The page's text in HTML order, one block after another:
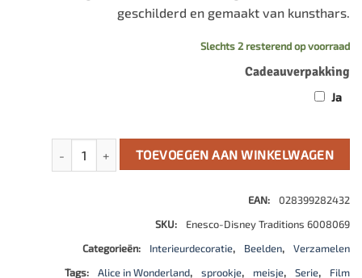
geschilderd en gemaakt van kunsthars.
Slechts 2 resterend op voorraad
Cadeauverpakking
Ja
Chaos and Curiosity (Alice and Queen of Hearts Figurine)
TOEVOEGEN AAN WINKELWAGEN
EAN:
028399282432
SKU:
Enesco-Disney Traditions 6008069
Categorieën:
Interieurdecoratie, Beelden,
Verzamelen
Tags:
Alice in Wonderland, sprookje, meisje, Serie, Film